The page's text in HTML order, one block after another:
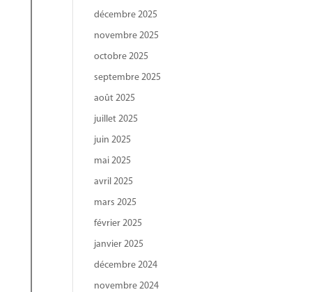
décembre 2025
novembre 2025
octobre 2025
septembre 2025
août 2025
juillet 2025
juin 2025
mai 2025
avril 2025
mars 2025
février 2025
janvier 2025
décembre 2024
novembre 2024